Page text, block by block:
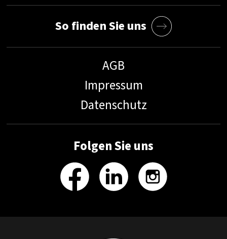
AGB
Impressum
Datenschutz
Folgen Sie uns
So finden Sie uns